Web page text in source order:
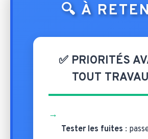
🔍 À
✅ PRIORITÉS
TOUT
→
Tester les fuites :